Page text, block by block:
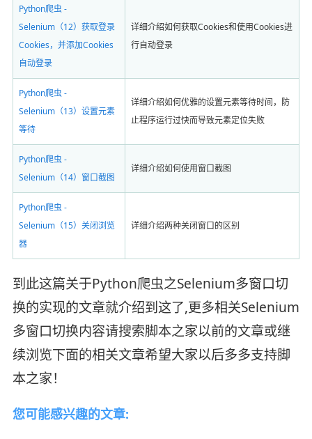
Python爬虫 -
Selenium（12）获取登录
Cookies，并添加Cookies
自动登录
详细介绍如何获取Cookies和使用Cookies进
行自动登录
Python爬虫 -
Selenium（13）设置元素
等待
详细介绍如何优雅的设置元素等待时间，防
止程序运行过快而导致元素定位失败
Python爬虫 -
Selenium（14）窗口截图
详细介绍如何使用窗口截图
Python爬虫 -
Selenium（15）关闭浏览
器
详细介绍两种关闭窗口的区别
到此这篇关于Python爬虫之Selenium多窗口切
换的实现的文章就介绍到这了,更多相关Selenium
多窗口切换内容请搜索脚本之家以前的文章或继
续浏览下面的相关文章希望大家以后多多支持脚
本之家！
您可能感兴趣的文章: